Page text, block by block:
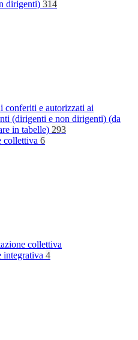
dirigenti) 314
conferiti e autorizzati ai
(dirigenti e non dirigenti) (da
in tabelle) 293
collettiva 6
collettiva
integrativa 4